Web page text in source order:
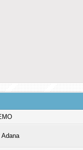
Adana